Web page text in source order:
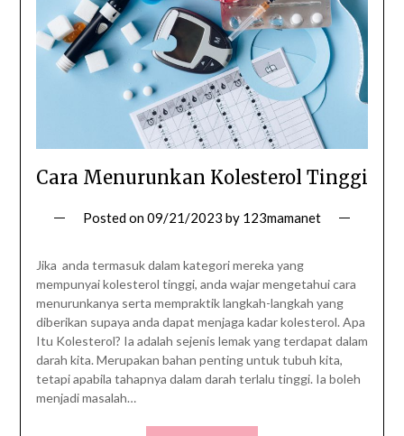
Cara Menurunkan Kolesterol Tinggi
Posted on09/21/2023 by 123mamanet
Jika anda termasuk dalam kategori mereka yang
mempunyai kolesterol tinggi, anda wajar mengetahui cara
menurunkanya serta mempraktik langkah-langkah yang
diberikan supaya anda dapat menjaga kadar kolesterol. Apa
Itu Kolesterol? Ia adalah sejenis lemak yang terdapat dalam
darah kita. Merupakan bahan penting untuk tubuh kita,
tetapi apabila tahapnya dalam darah terlalu tinggi. Ia boleh
menjadi masalah…